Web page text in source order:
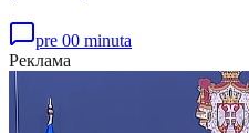
pre 00 minuta
Реклама